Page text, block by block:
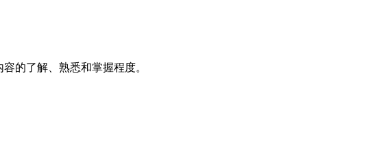
的了解、熟悉和掌握程度。